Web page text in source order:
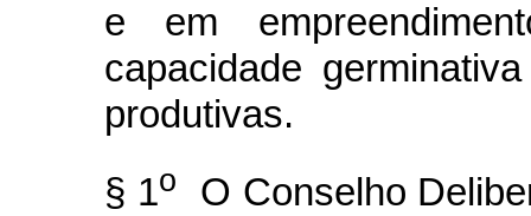
e em
capacidade
produtivas.
§ 1o
O Conselho